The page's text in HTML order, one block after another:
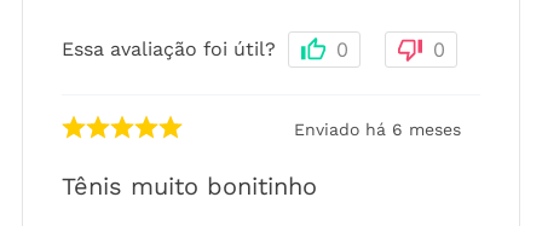
Essa avaliação foi útil? 0 0
Enviado há 6 meses
Tênis muito bonitinho